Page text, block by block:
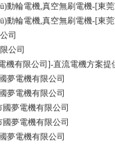
動輪電機,真空無刷電機-[東
動輪電機,真空無刷電機-[東
司
公司
機有限公司]-直流電機方案提
夢電機有限公司
夢電機有限公司
夢電機有限公司
夢電機有限公司
夢電機有限公司